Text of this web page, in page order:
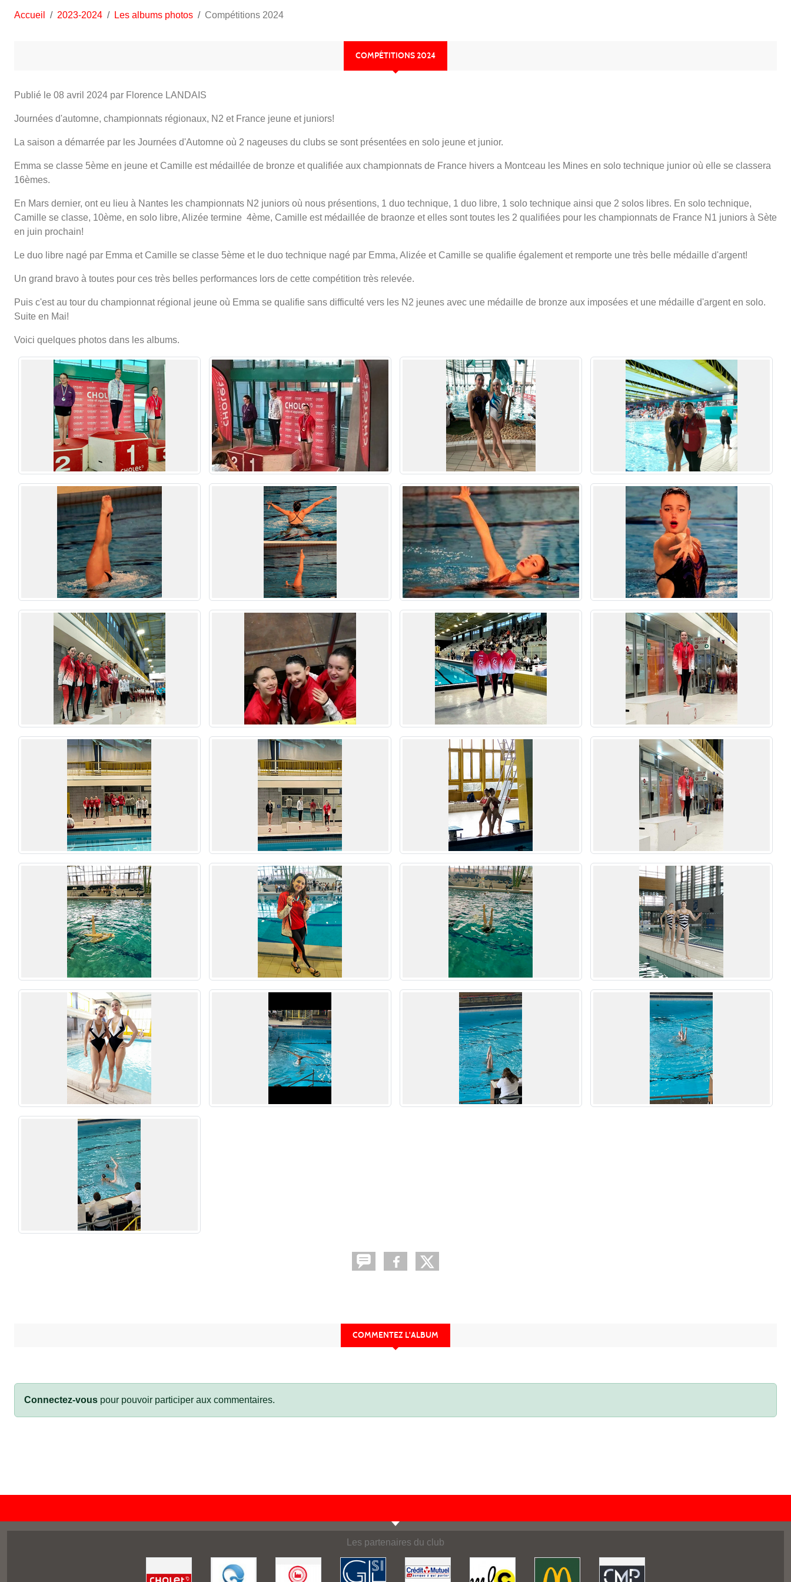
Accueil 2023-2024 Les albums photos Compétitions 2024
COMPÉTITIONS 2024
Publié le 08 avril 2024 par Florence LANDAIS
Journées d'automne, championnats régionaux, N2 et France jeune et juniors!
La saison a démarrée par les Journées d'Automne où 2 nageuses du clubs se sont présentées en solo jeune et junior.
Emma se classe 5ème en jeune et Camille est médaillée de bronze et qualifiée aux championnats de France hivers a Montceau les Mines en solo technique junior où elle se classera
16èmes.
En Mars dernier, ont eu lieu à Nantes les championnats N2 juniors où nous présentions, 1 duo technique, 1 duo libre, 1 solo technique ainsi que 2 solos libres. En solo technique,
Camille se classe, 10ème, en solo libre, Alizée termine 4ème, Camille est médaillée de braonze et elles sont toutes les 2 qualifiées pour les championnats de France N1 juniors à Sète
en juin prochain!
Le duo libre nagé par Emma et Camille se classe 5ème et le duo technique nagé par Emma, Alizée et Camille se qualifie également et remporte une très belle médaille d'argent!
Un grand bravo à toutes pour ces très belles performances lors de cette compétition très relevée.
Puis c'est au tour du championnat régional jeune où Emma se qualifie sans difficulté vers les N2 jeunes avec une médaille de bronze aux imposées et une médaille d'argent en solo.
Suite en Mai!
Voici quelques photos dans les albums.
COMMENTEZ L'ALBUM
Connectez-vous pour pouvoir participer aux commentaires.
Les partenaires du club